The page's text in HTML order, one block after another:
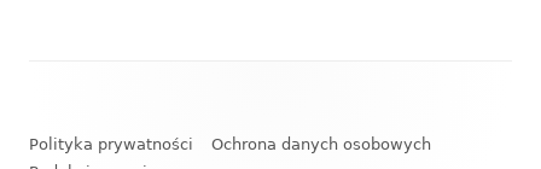
stopki
Polityka prywatności
Ochrona danych osobowych